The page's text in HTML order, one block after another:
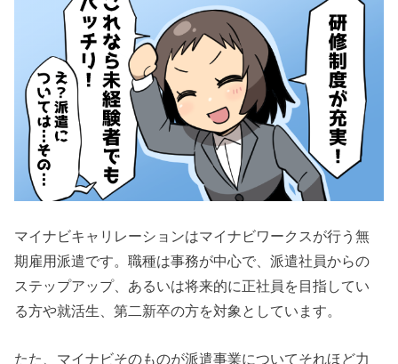
マイナビキャリレーションはマイナビワークスが行う無
期雇用派遣です。職種は事務が中心で、派遣社員からの
ステップアップ、あるいは将来的に正社員を目指してい
る方や就活生、第二新卒の方を対象としています。
たた、マイナビそのものが派遣事業についてそれほど力